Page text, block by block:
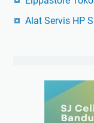
Alat Servis HP